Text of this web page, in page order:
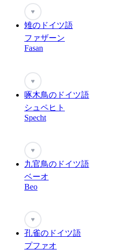
♥
雉のドイツ語
ファザーン
Fasan
♥
啄木鳥のドイツ語
シュペヒト
Specht
♥
九官鳥のドイツ語
ベーオ
Beo
♥
孔雀のドイツ語
プファオ